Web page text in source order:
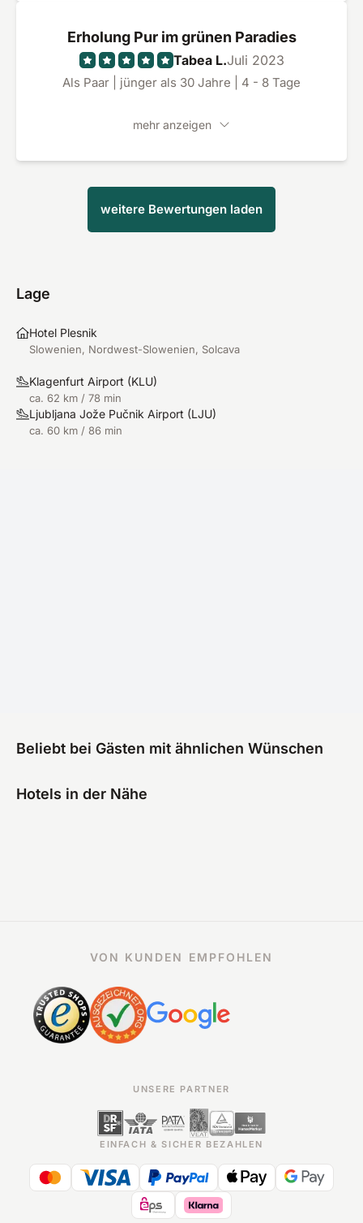
Erholung Pur im grünen Paradies
Tabea L.Juli 2023
Als Paar | jünger als 30 Jahre | 4 - 8 Tage
mehr anzeigen
weitere Bewertungen laden
Lage
Hotel Plesnik
Slowenien, Nordwest-Slowenien, Solcava
Klagenfurt Airport (KLU)
ca. 62 km / 78 min
Ljubljana Jože Pučnik Airport (LJU)
ca. 60 km / 86 min
Beliebt bei Gästen mit ähnlichen Wünschen
Hotels in der Nähe
VON KUNDEN EMPFOHLEN
UNSERE PARTNER
EINFACH & SICHER BEZAHLEN